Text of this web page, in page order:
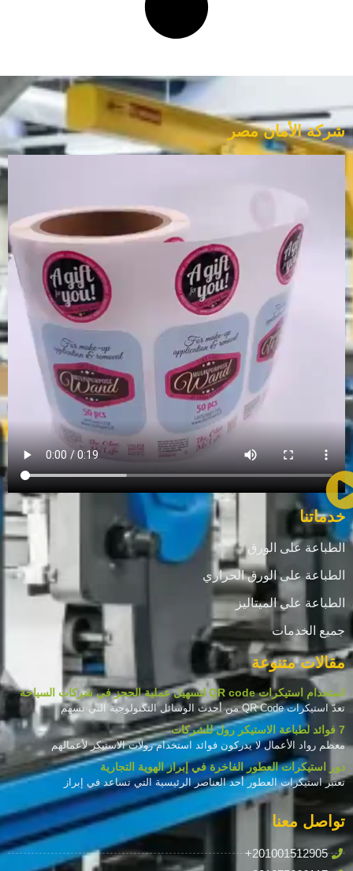
شركة الأمان مصر
خدماتنا
الطباعة على الورق
الطباعة على الورق الحراري
الطباعة علي الميتاليز
جميع الخدمات
مقالات متنوعة
استخدام استيكرات QR code لتسهيل عملية الحجز في شركات السياحة
تعدّ استيكرات QR Code من أحدث الوسائل التكنولوجية التي تسهم
7 فوائد لطباعة الاستيكر رول للشركات
معظم رواد الأعمال لا يدركون فوائد استخدام رولات الاستيكر لأعمالهم
دور استيكرات العطور الفاخرة في إبراز الهوية التجارية
تعتبر استيكرات العطور أحد العناصر الرئيسية التي تساعد في إبراز
تواصل معنا
+201001512905